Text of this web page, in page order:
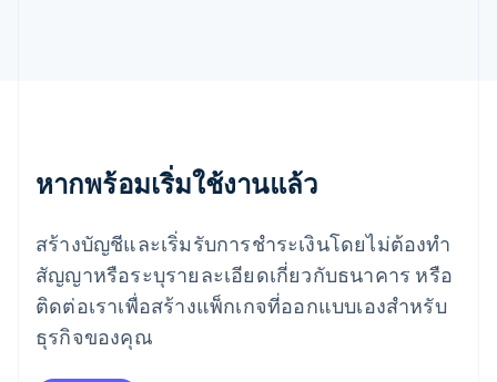
หากพร้อมเริ่มใช้งานแล้ว
สร้างบัญชีและเริ่มรับการชำระเงินโดยไม่ต้องทำ
สัญญาหรือระบุรายละเอียดเกี่ยวกับธนาคาร หรือ
ติดต่อเราเพื่อสร้างแพ็กเกจที่ออกแบบเองสำหรับ
ธุรกิจของคุณ
ลักเซมเบิร์ก
Français Deutsch English
English
ลิกเตนสไตน์
DeutschEnglish
ลิทัวเนีย
English
สเปน